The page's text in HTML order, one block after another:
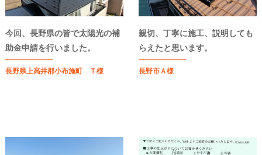
今回、長野県の皆で太陽光の補
助金申請を行いました。
長野県上高井郡小布施町 Ｔ様
親切、丁寧に施工、説明しても
らえたと思います。
長野市Ａ様